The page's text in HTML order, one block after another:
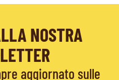
NOSTRA
aggiornato sulle